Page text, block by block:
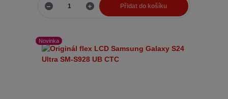
Přidat do košíku
Novinka